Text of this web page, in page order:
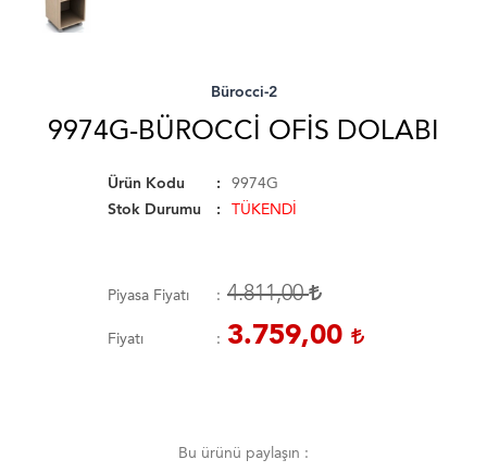
Bürocci-2
9974G-BÜROCCI OFIS DOLABI
Ürün Kodu
9974G
Stok Durumu
TÜKENDİ
Piyasa Fiyatı 4.811,00
Fiyatı 3.759,00
Bu ürünü paylaşın :